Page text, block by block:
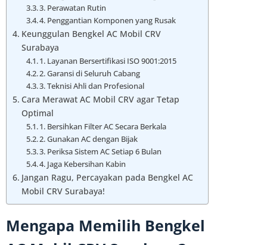
3. Perawatan Rutin
4. Penggantian Komponen yang Rusak
Keunggulan Bengkel AC Mobil CRV
Surabaya
1. Layanan Bersertifikasi ISO 9001:2015
2. Garansi di Seluruh Cabang
3. Teknisi Ahli dan Profesional
Cara Merawat AC Mobil CRV agar Tetap
Optimal
1. Bersihkan Filter AC Secara Berkala
2. Gunakan AC dengan Bijak
3. Periksa Sistem AC Setiap 6 Bulan
4. Jaga Kebersihan Kabin
Jangan Ragu, Percayakan pada Bengkel AC
Mobil CRV Surabaya!
Mengapa Memilih Bengkel